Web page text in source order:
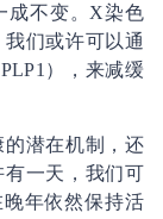
成不变。X染色
们或许可以通
），来减缓
潜在机制，还
一天，我们可
年依然保持活